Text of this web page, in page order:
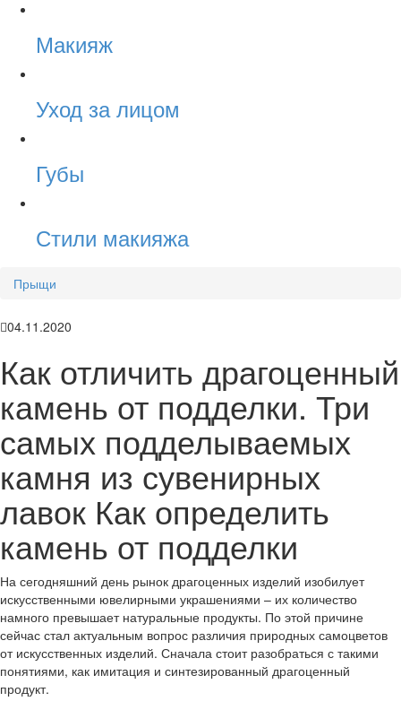
Макияж
Уход за лицом
Губы
Стили макияжа
Прыщи
04.11.2020
Как отличить драгоценный
камень от подделки. Три
самых подделываемых
камня из сувенирных
лавок Как определить
камень от подделки
На сегодняшний день рынок драгоценных изделий изобилует
искусственными ювелирными украшениями – их количество
намного превышает натуральные продукты. По этой причине
сейчас стал актуальным вопрос различия природных самоцветов
от искусственных изделий. Сначала стоит разобраться с такими
понятиями, как имитация и синтезированный драгоценный
продукт.